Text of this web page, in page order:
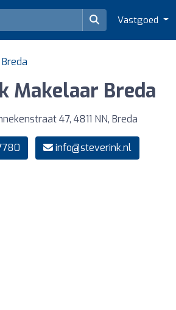
Vastgoed
Makelaar Breda
47, 4811 NN, Breda
info@steverink.nl